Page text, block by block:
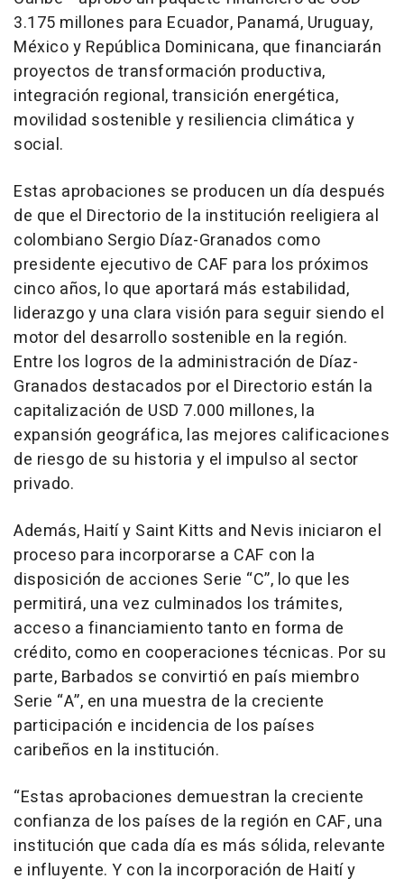
3.175 millones para Ecuador, Panamá, Uruguay,
México y República Dominicana, que financiarán
proyectos de transformación productiva,
integración regional, transición energética,
movilidad sostenible y resiliencia climática y
social.
Estas aprobaciones se producen un día después
de que el Directorio de la institución reeligiera al
colombiano Sergio Díaz-Granados como
presidente ejecutivo de CAF para los próximos
cinco años, lo que aportará más estabilidad,
liderazgo y una clara visión para seguir siendo el
motor del desarrollo sostenible en la región.
Entre los logros de la administración de Díaz-
Granados destacados por el Directorio están la
capitalización de USD 7.000 millones, la
expansión geográfica, las mejores calificaciones
de riesgo de su historia y el impulso al sector
privado.
Además, Haití y Saint Kitts and Nevis iniciaron el
proceso para incorporarse a CAF con la
disposición de acciones Serie “C”, lo que les
permitirá, una vez culminados los trámites,
acceso a financiamiento tanto en forma de
crédito, como en cooperaciones técnicas. Por su
parte, Barbados se convirtió en país miembro
Serie “A”, en una muestra de la creciente
participación e incidencia de los países
caribeños en la institución.
“Estas aprobaciones demuestran la creciente
confianza de los países de la región en CAF, una
institución que cada día es más sólida, relevante
e influyente. Y con la incorporación de Haití y